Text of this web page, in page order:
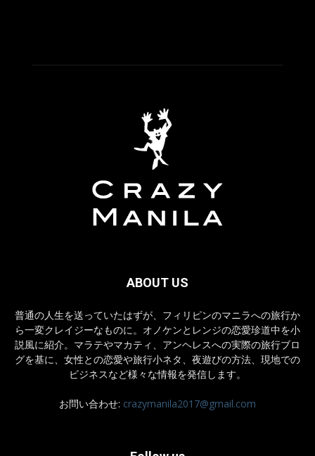
ABOUT US
普通の人生を送っていたはずが、フィリピンのマニラへの旅行か
ら一変クレイジーなものに。オノケンとレンジの恋愛珍道中を小
説風に紹介。マラテやマカティ、アンヘレスへの実際の旅行ブロ
グを基に、女性との恋愛や旅行小ネタ、夜遊びの方法、現地での
ビジネスなど様々な情報を発信します。
お問い合わせ: crazymanila2017@gmail.com